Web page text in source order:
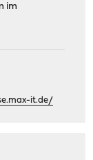
im
it.de/